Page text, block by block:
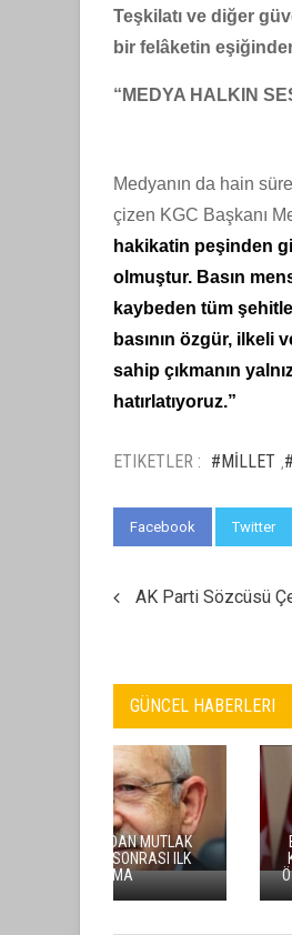
Teşkilatı ve diğer
bir felâketin
“MEDYA HALKIN
Medyanın da hain
çizen KGC Başkanı
hakikatin peşinden
olmuştur. Basın
kaybeden tüm
basının özgür, ilkeli
sahip çıkmanın
hatırlatıyoruz.”
ETIKETLER : #MİLLET
Facebook Twitter
AK Parti Sözcüsü
GÜNCEL HABERLERI
BÖLGE ADLIYE
KURULTAYINI İPTAL
ÖZEL GÖREVDEN